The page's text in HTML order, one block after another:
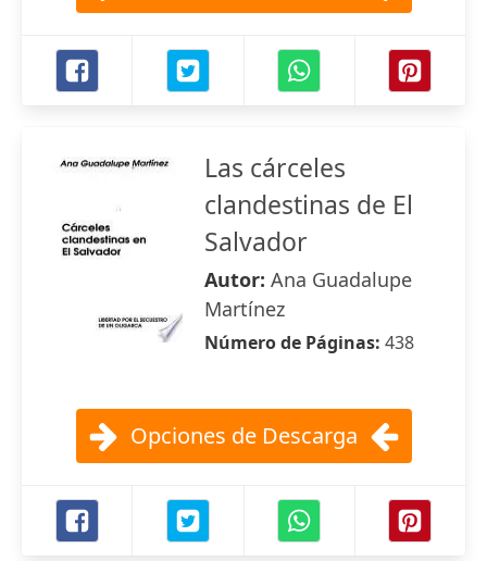
Las cárceles
clandestinas de El
Salvador
Autor: Ana Guadalupe
Martínez
Número de Páginas: 438
Opciones de Descarga